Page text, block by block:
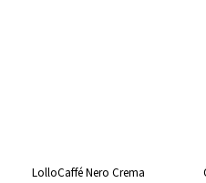
LolloCaffé Nero Crema